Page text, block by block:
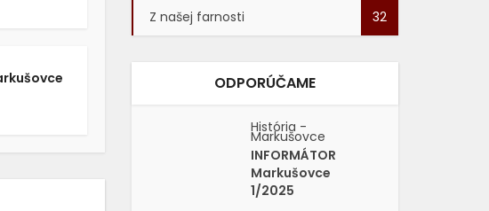
Z našej farnosti 32
ODPORÚČAME
História -
Markušovce
INFORMÁTOR
Markušovce
1/2025